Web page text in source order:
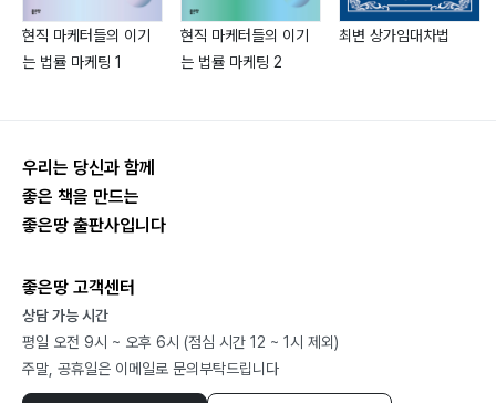
제36화 부부의 힘은 위대하다
제37화 모터기술공 성공담
제41화 장갑공장기술자 수백억대 자산가 되다
제42화 젓갈 장사 10년 만에 꿈을 이루다
제43화 강경 황복집 어머니의 지혜
제45화 할머니 상가투자의 성공사례
제46화 재기에 성공한 시골 이장 성공담
제47화 박스 공장 사장의 성공과 실패, 땅은 중소기업을
지켜 준다
현직 마케터들의 이기
는 법률 마케팅 1
현직 마케터들의 이기
는 법률 마케팅 2
최변 상가임대차법
우리는 당신과 함께
좋은 책을 만드는
좋은땅 출판사입니다
좋은땅 고객센터
상담 가능 시간
평일 오전 9시 ~ 오후 6시 (점심 시간 12 ~ 1시 제외)
주말, 공휴일은 이메일로 문의부탁드립니다